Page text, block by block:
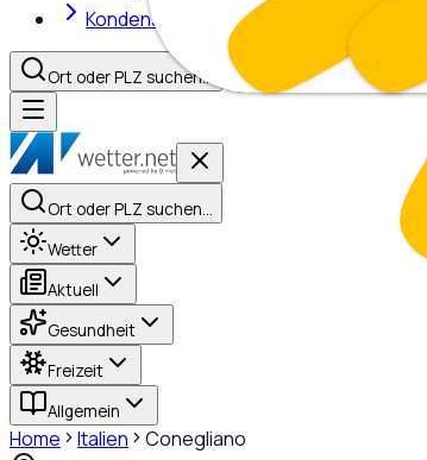
Kondensstreifen
Ort oder PLZ suchen…
Ort oder PLZ suchen…
Wetter
Aktuell
Gesundheit
Freizeit
Allgemein
Home Italien Conegliano